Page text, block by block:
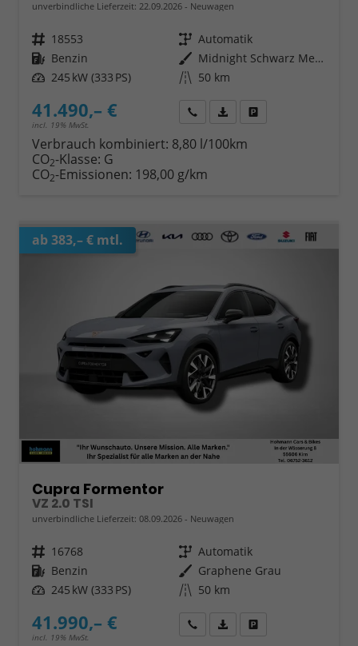
unverbindliche Lieferzeit: 22.09.2026 Neuwagen
Fahrzeugnr. 18553 Getriebe Automatik
Kraftstoff Benzin Außenfarbe
Midnight Schwarz Metallic
Leistung 245 kW (333 PS) Kilometerstand 50 km
41.490,– €
incl. 19% MwSt.
Wir rufen Sie anFahrzeugexposé (PDF)
Verbrauch kombiniert: 8,80 l/100km
CO2-Klasse: G
CO2-Emissionen: 198,00 g/km
ab 383,– € mtl.
Cupra Formentor
VZ 2.0 TSI
unverbindliche Lieferzeit: 08.09.2026 Neuwagen
Fahrzeugnr. 16768 Getriebe Automatik
Kraftstoff Benzin Außenfarbe Graphene Grau
Leistung 245 kW (333 PS) Kilometerstand 50 km
41.990,– €
incl. 19% MwSt.
Wir rufen Sie anFahrzeugexposé (PDF)